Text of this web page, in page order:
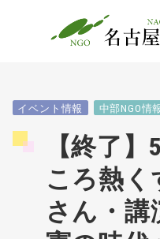
イベント情報 中部NGO情
【終了
ころ熱く
さん・講